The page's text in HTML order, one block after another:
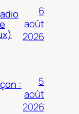
6
août
2026
:
5
août
2026